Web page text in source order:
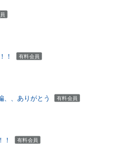
！ 有料会員
、、ありがとう 有料会員
！ 有料会員